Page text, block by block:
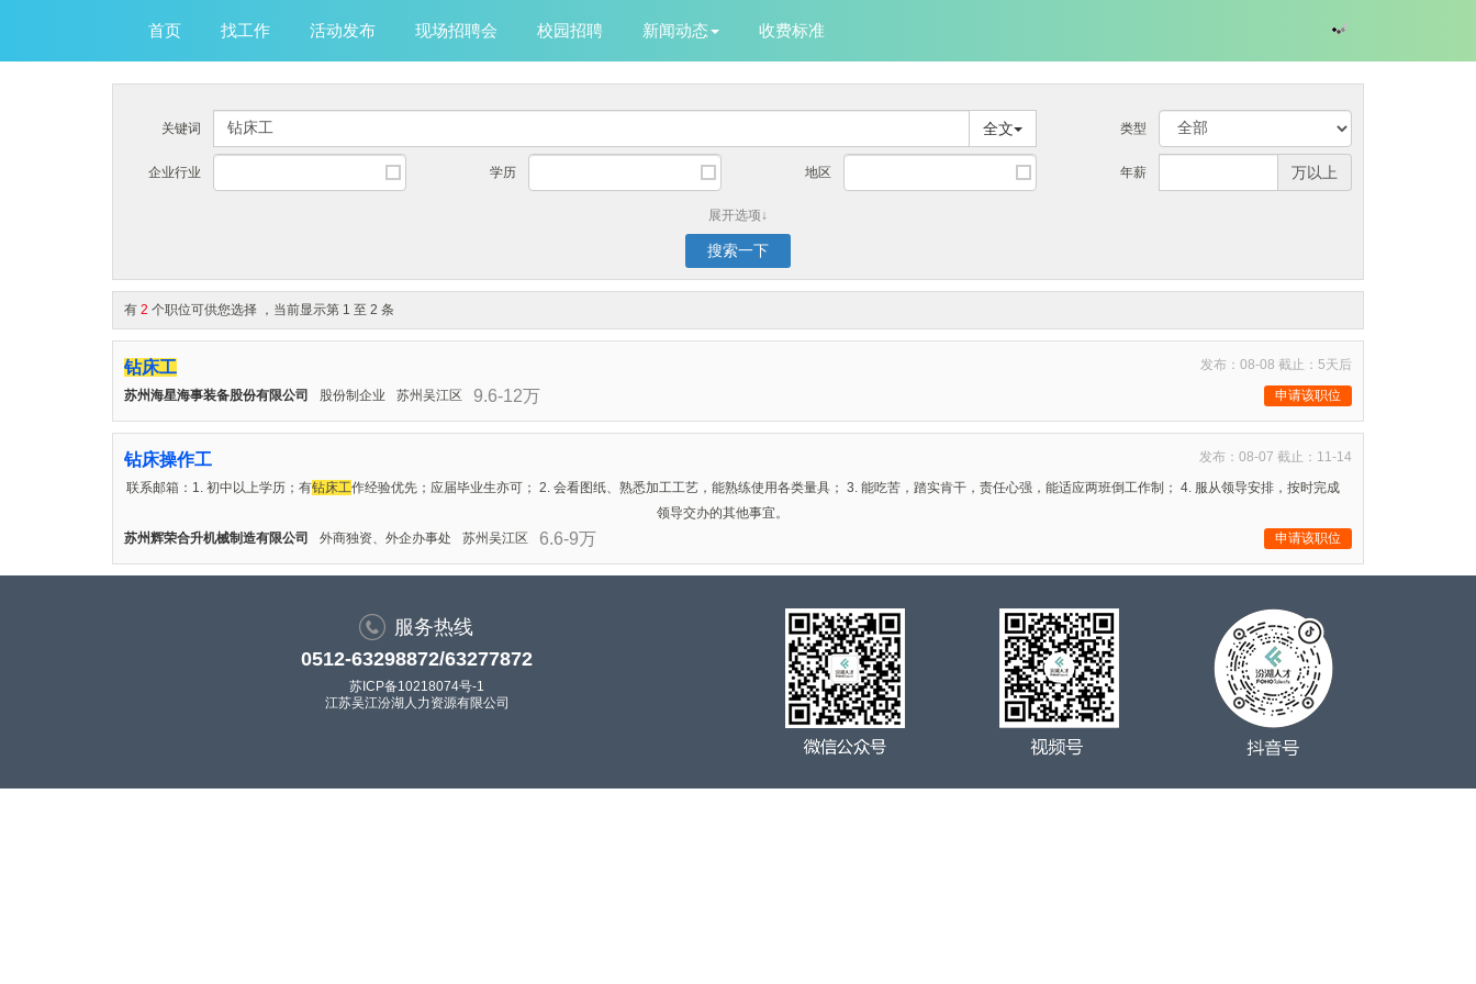
首页 找工作 活动发布 现场招聘会 校园招聘 新闻动态 收费标准
关键词 全文 类型
企业行业 学历 地区 年薪 万以上
展开选项↓
搜索一下
有 2 个职位可供您选择 ，当前显示第 1 至 2 条
钻床工
发布：08-08 截止：5天后
苏州海星海事装备股份有限公司
股份制企业 苏州吴江区 9.6-12万 申请该职位
钻床操作工
发布：08-07 截止：11-14
联系邮箱：1. 初中以上学历；有钻床工作经验优先；应届毕业生亦可； 2. 会看图纸、熟悉加工工艺，能熟练使用各类量具； 3. 能吃苦，踏实肯干，责任心强，能适应两班倒工作制； 4. 服从领导安排，按时完成
领导交办的其他事宜。
苏州辉荣合升机械制造有限公司
外商独资、外企办事处 苏州吴江区 6.6-9万 申请该职位
服务热线
0512-63298872/63277872
苏ICP备10218074号-1
江苏吴江汾湖人力资源有限公司